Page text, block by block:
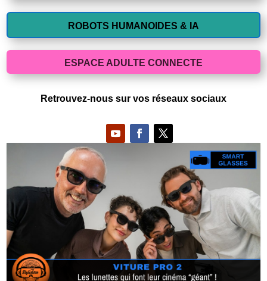
ROBOTS HUMANOIDES & IA
ESPACE ADULTE CONNECTE
Retrouvez-nous sur vos réseaux sociaux